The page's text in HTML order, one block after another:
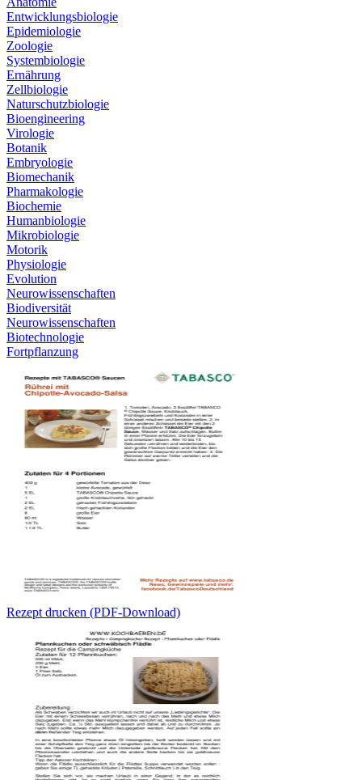
Entwicklungsbiologie
Epidemiologie
Zoologie
Systembiologie
Ernährung
Zellbiologie
Naturschutzbiologie
Bioengineering
Virologie
Botanik
Embryologie
Biomechanik
Pharmakologie
Biochemie
Humanbiologie
Mikrobiologie
Motorik
Physiologie
Evolution
Neurowissenschaften
Biodiversität
Neurowissenschaften
Biotechnologie
Fortpflanzung
Rezept drucken (PDF-Download)